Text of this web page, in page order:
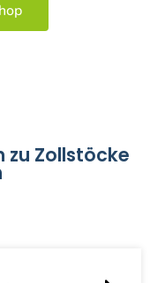
zu Zollstöcke